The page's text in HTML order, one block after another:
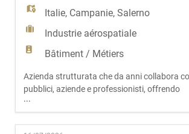
realtà iItalie, Campanie,Salerno
Industrie aérospatiale
Bâtiment / Métiers
Azienda strutturata che da anni collabora
pubblici, aziende e professionisti, offrendo
soluzioni tecniche per l'illuminazione stradale,
gestione degli spazi pubblici, la segnaletica
elettrica e l'efficientamento energetico,
...